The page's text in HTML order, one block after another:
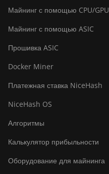
Майнинг с помощью CPU/GPU
Майнинг с помощью ASIC
Прошивка ASIC
Docker Miner
Платежная ставка NiceHash
NiceHash OS
Алгоритмы
Калькулятор прибыльности
Оборудование для майнинга